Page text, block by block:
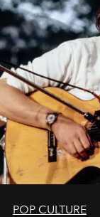
POP CULTURE